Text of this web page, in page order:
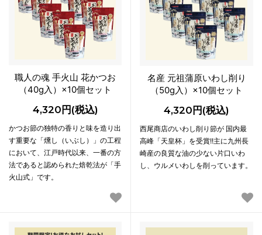
職人の魂 手火山 花かつお
（40g入）×10個セット
4,320円(税込)
かつお節の独特の香りと味を造り出
す重要な「燻し（いぶし）」の工程
において、江戸時代以来、一番の方
法であると認められた焙乾法が「手
火山式」です。
名産 元祖蒲原いわし削り
（50g入）×10個セット
4,320円(税込)
西尾商店のいわし削り節が 国内最
高峰「天皇杯」を受賞!!主に九州長
崎産の良質な油の少ない片口いわ
し、ウルメいわしを削っています。